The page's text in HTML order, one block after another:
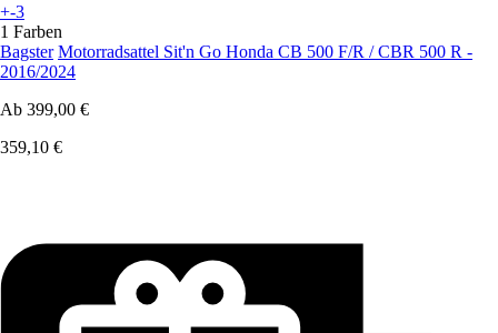
+-3
1 Farben
Bagster Motorradsattel Sit'n Go Honda CB 500 F/R / CBR 500 R -
2016/2024
Ab 399,00 €
359,10 €